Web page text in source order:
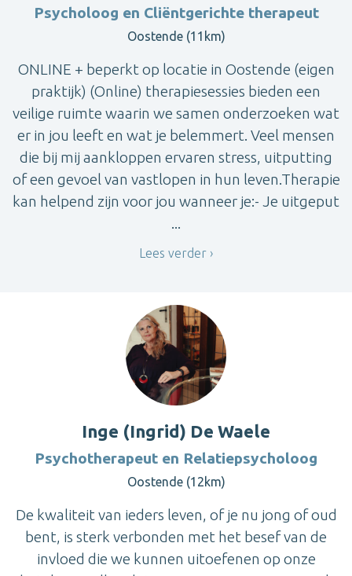
Psycholoog en Cliëntgerichte therapeut
Oostende (11km)
ONLINE + beperkt op locatie in Oostende (eigen
praktijk) (Online) therapiesessies bieden een
veilige ruimte waarin we samen onderzoeken wat
er in jou leeft en wat je belemmert. Veel mensen
die bij mij aankloppen ervaren stress, uitputting
of een gevoel van vastlopen in hun leven.Therapie
kan helpend zijn voor jou wanneer je:- Je uitgeput
...
Lees verder
Inge (Ingrid) De Waele
Psychotherapeut en Relatiepsycholoog
Oostende (12km)
De kwaliteit van ieders leven, of je nu jong of oud
bent, is sterk verbonden met het besef van de
invloed die we kunnen uitoefenen op onze